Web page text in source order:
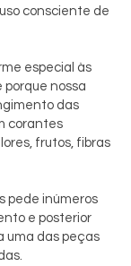
consciente de
especial às
porque nossa
das
corantes
frutos, fibras
pede inúmeros
e posterior
uma das peças